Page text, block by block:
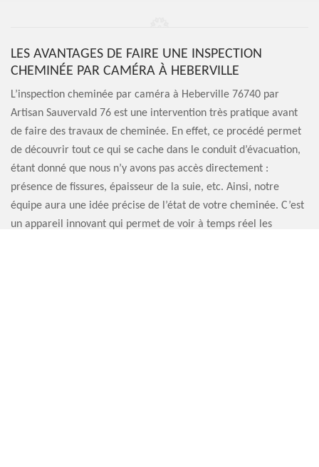
LES AVANTAGES DE FAIRE UNE INSPECTION
CHEMINÉE PAR CAMÉRA À HEBERVILLE
L’inspection cheminée par caméra à Heberville 76740 par
Artisan Sauvervald 76 est une intervention très pratique avant
de faire des travaux de cheminée. En effet, ce procédé permet
de découvrir tout ce qui se cache dans le conduit d’évacuation,
étant donné que nous n’y avons pas accès directement :
présence de fissures, épaisseur de la suie, etc. Ainsi, notre
équipe aura une idée précise de l’état de votre cheminée. C’est
un appareil innovant qui permet de voir à temps réel les